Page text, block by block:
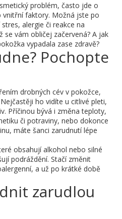
problém, často jde o
vnitřní faktory. Možná jste po
alergie či reakce na
se vám obličej začervená? A jak
vypadala zase zdravě?
Pochopte
drobných cév v pokožce,
ho vidíte u citlivé pleti,
Příčinou bývá i změna teploty,
či potraviny, nebo dokonce
máte šanci zarudnutí lépe
obsahují alkohol nebo silné
podráždění. Stačí změnit
a už po krátké době
zarudlou